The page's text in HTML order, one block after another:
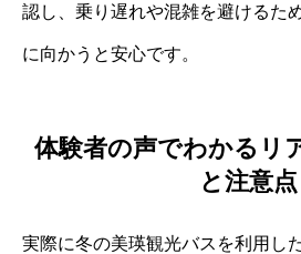
認し、乗り遅れや混雑を避けるた
に向かうと安心です。
体験者の声でわかるリ
と注意点
実際に冬の美瑛観光バスを利用し